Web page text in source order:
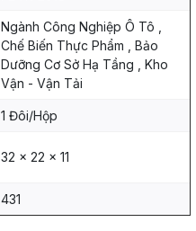
Ngành Công Nghiệp Ô Tô ,
Chế Biến Thực Phẩm , Bảo
Dưỡng Cơ Sở Hạ Tầng , Kho
Vận - Vận Tải
1 Đôi/Hộp
32 x 22 x 11
431